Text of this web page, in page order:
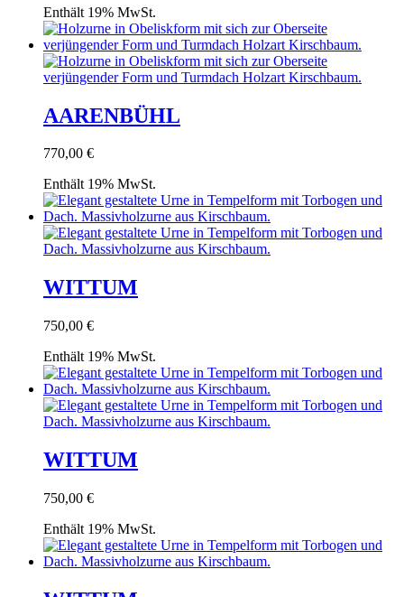
Enthält 19% MwSt.
AARENBÜHL
770,00 €
Enthält 19% MwSt.
WITTUM
750,00 €
Enthält 19% MwSt.
WITTUM
750,00 €
Enthält 19% MwSt.